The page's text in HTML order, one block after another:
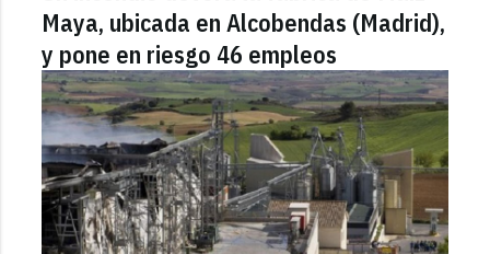
Maya, ubicada en Alcobendas (Madrid),
y pone en riesgo 46 empleos